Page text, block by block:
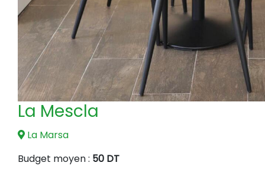
La Mescla
La Marsa
Budget moyen : 50 DT